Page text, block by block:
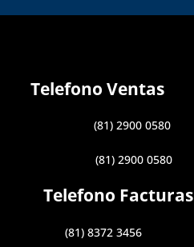
Telefono Ventas
(81) 2900 0580
(81) 2900 0580
Telefono Facturas
(81) 8372 3456